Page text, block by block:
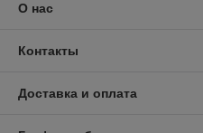
О нас
Контакты
Доставка и оплата